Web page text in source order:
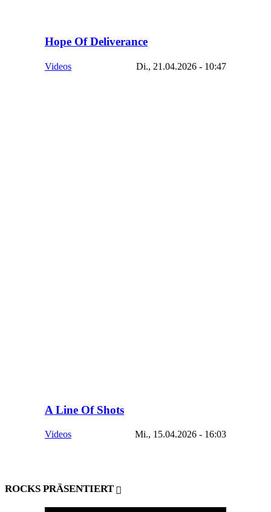
Hope Of Deliverance
Videos Di., 21.04.2026 - 10:47
A Line Of Shots
Videos Mi., 15.04.2026 - 16:03
ROCKS PRÄSENTIERT